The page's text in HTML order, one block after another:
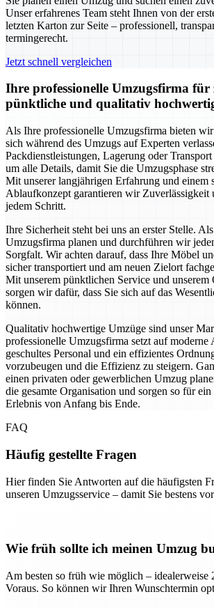
Unser erfahrenes Team steht Ihnen von der
letzten Karton zur Seite – professionell,
termingerecht.
Jetzt schnell vergleichen
Ihre professionelle Umzugsfirma für
pünktliche und qualitativ
Als Ihre professionelle Umzugsfirma bieten
sich während des Umzugs auf Experten
Packdienstleistungen, Lagerung oder
um alle Details, damit Sie die Umzugsphase
Mit unserer langjährigen Erfahrung und einem
Ablaufkonzept garantieren wir Zuverlässigkeit
jedem Schritt.
Ihre Sicherheit steht bei uns an erster Stelle.
Umzugsfirma planen und durchführen wir
Sorgfalt. Wir achten darauf, dass Ihre Möbel
sicher transportiert und am neuen Zielort
Mit unserem pünktlichen Service und unserem
sorgen wir dafür, dass Sie sich auf das
können.
Qualitativ hochwertige Umzüge sind unser
professionelle Umzugsfirma setzt auf moderne
geschultes Personal und ein effizientes
vorzubeugen und die Effizienz zu steigern.
einen privaten oder gewerblichen Umzug
die gesamte Organisation und sorgen so für ein
Erlebnis von Anfang bis Ende.
FAQ
Häufig gestellte Fragen
Hier finden Sie Antworten auf die häufigsten
unseren Umzugsservice – damit Sie bestens
Wie früh sollte ich meinen Umzug
Am besten so früh wie möglich – idealerweise
Voraus. So können wir Ihren Wunschtermin